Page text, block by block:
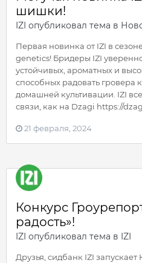
шишки!
IZI опубликовал тема в
Первая новинка от IZI в
genetics! Бридеры IZI
устойчивых, ароматных и
способных радовать гровера
домашней культивации. IZI
связи, как на Dzagi https://
21 февраля, 2024
Конкурс
радость»!
IZI опубликовал тема в IZI
Друзья, сидбанк IZI запускает